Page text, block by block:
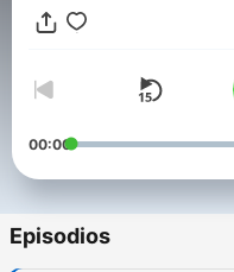
00:00
Episodios